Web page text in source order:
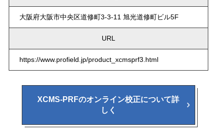
大阪府大阪市中央区道修町3-3-11 旭光道修町ビル5F
URL
https://www.profield.jp/product_xcmsprf3.html
XCMS-PRFのオンライン校正について詳
しく